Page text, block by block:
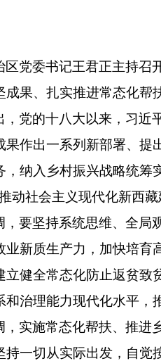
区党委书记王君正主持召
成果、扎实推进常态化帮
党的十八大以来， 习近
果作出一系列新部署、提
纳入乡村振兴战略统筹
动社会主义现代化新西藏
，要坚持系统思维、全局
新质生产力，加快培育
立健全常态化防止返贫致
和治理能力现代化水平，
，实施常态化帮扶、推进
持一切从实际出发，自